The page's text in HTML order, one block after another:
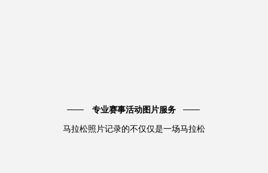
专业赛事活动图片服务
马拉松照片记录的不仅仅是一场马拉松